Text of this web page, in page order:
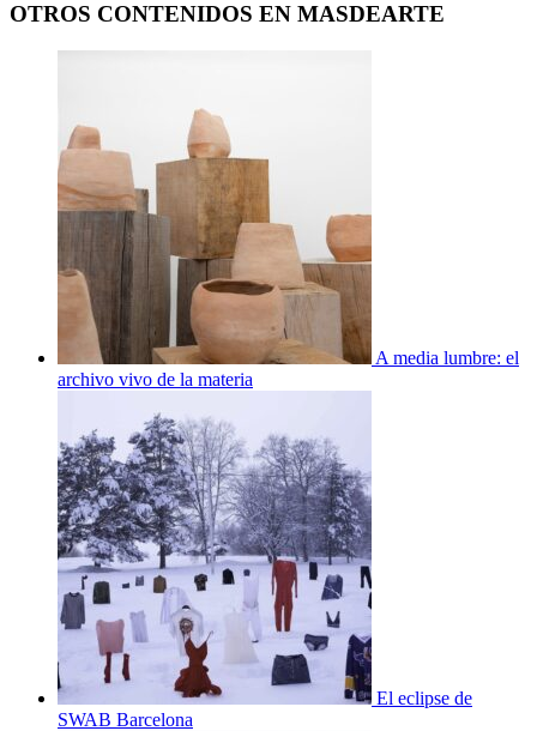
OTROS CONTENIDOS EN MASDEARTE
A media lumbre: el
archivo vivo de la materia
El eclipse de
SWAB Barcelona